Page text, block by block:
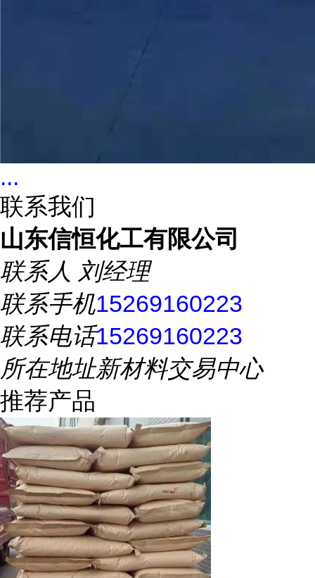
...
联系我们
山东信恒化工有限公司
联系人 刘经理
联系手机15269160223
联系电话15269160223
所在地址新材料交易中心
推荐产品